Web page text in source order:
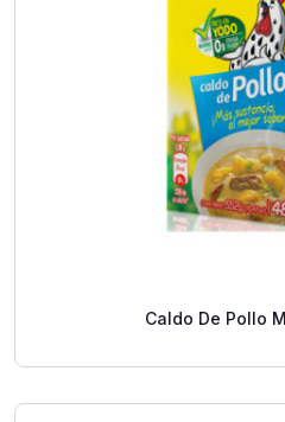
Caldo De Pollo